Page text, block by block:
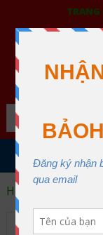
TRANG
BẢO
MENU
Home